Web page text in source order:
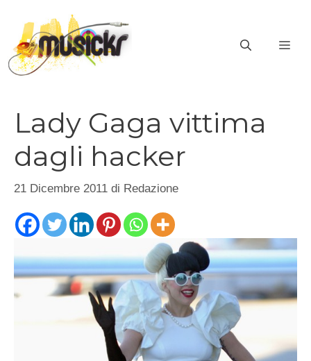
contenuto
Lady Gaga vittima
dagli hacker
21 Dicembre 2011 di Redazione